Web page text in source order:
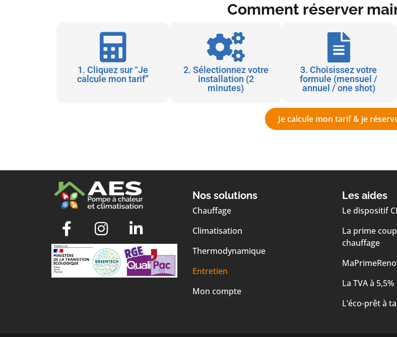
Comment réserver
1. Cliquez sur “Je
calcule mon tarif”
2. Sélectionnez votre
installation (2
minutes)
3. Choisissez votre
formule (mensuel /
annuel / one shot)
Je calcule mon tarif & je
Nos solutions
Chauffage
Climatisation
Thermodynamique
Entretien
Mon compte
Les aides
Le dispositif
La prime
chauffage
La TVA à 5,5%
L’éco-prêt à